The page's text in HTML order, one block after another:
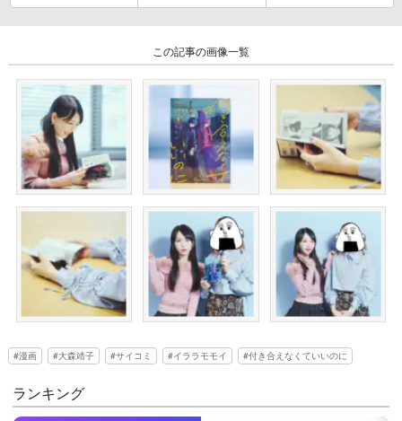
この記事の画像一覧
漫画 大森靖子 サイコミ イララモモイ 付き合えなくていいのに
ランキング